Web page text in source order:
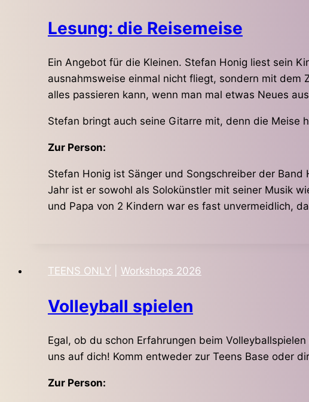
Lesung: die Reisemeise
Ein Angebot für die Kleinen. Stefan Honig liest sein
ausnahmsweise einmal nicht fliegt, sondern mit
alles passieren kann, wenn man mal etwas Neues
Stefan bringt auch seine Gitarre mit, denn die Meise
Zur Person:
Stefan Honig ist Sänger und Songschreiber der
Jahr ist er sowohl als Solokünstler mit seiner Musik
und Papa von 2 Kindern war es fast unvermeidlich,
TEENS ONLY Workshops 2026
Volleyball spielen
Egal, ob du schon Erfahrungen beim
uns auf dich! Komm entweder zur Teens Base oder
Zur Person: